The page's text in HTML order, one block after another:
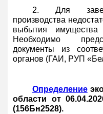
2. Для
производства
выбытия
Необходимо
документы из
органов (ГАИ, РУП
Определение
области от
(156Бн2528).